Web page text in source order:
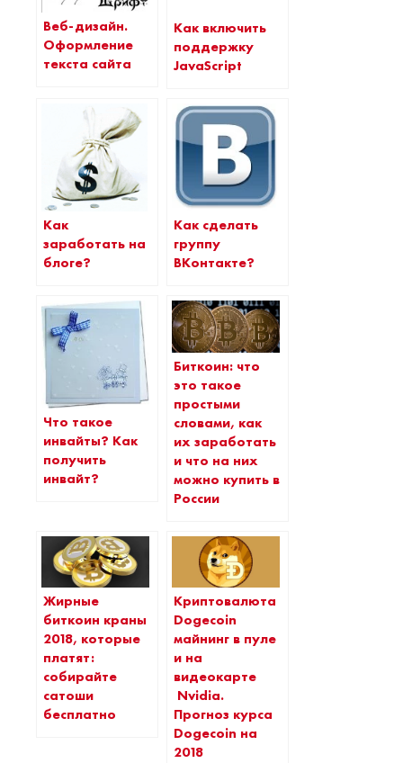
Веб-дизайн.
Оформление
текста сайта
Как включить
поддержку
JavaScript
Как
заработать на
блоге?
Как сделать
группу
ВКонтакте?
Что такое
инвайты? Как
получить
инвайт?
Биткоин: что
это такое
простыми
словами, как
их заработать
и что на них
можно купить в
России
Жирные
биткоин краны
2018, которые
платят:
собирайте
сатоши
бесплатно
Криптовалюта
Dogecoin
майнинг в пуле
и на
видеокарте
Nvidia.
Прогноз курса
Dogecoin на
2018